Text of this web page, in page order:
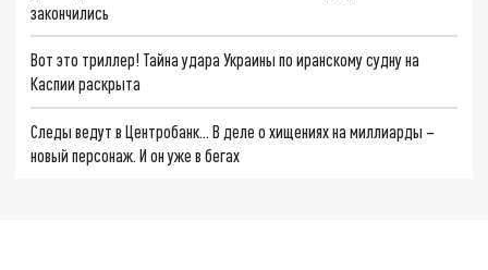
закончились
Вот это триллер! Тайна удара Украины по иранскому судну на
Каспии раскрыта
Следы ведут в Центробанк… В деле о хищениях на миллиарды –
новый персонаж. И он уже в бегах